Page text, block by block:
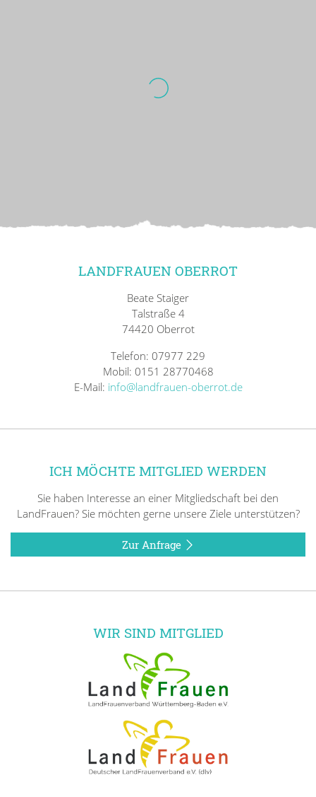
LANDFRAUEN OBERROT
Beate Staiger
Talstraße 4
74420 Oberrot
Telefon: 07977 229
Mobil: 0151 28770468
E-Mail: info@landfrauen-oberrot.de
ICH MÖCHTE MITGLIED WERDEN
Sie haben Interesse an einer Mitgliedschaft bei den
LandFrauen? Sie möchten gerne unsere Ziele unterstützen?
Zur Anfrage
WIR SIND MITGLIED